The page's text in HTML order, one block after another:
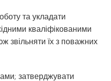
та укладати
кваліфікованими
звільняти їх з поважних
затверджувати